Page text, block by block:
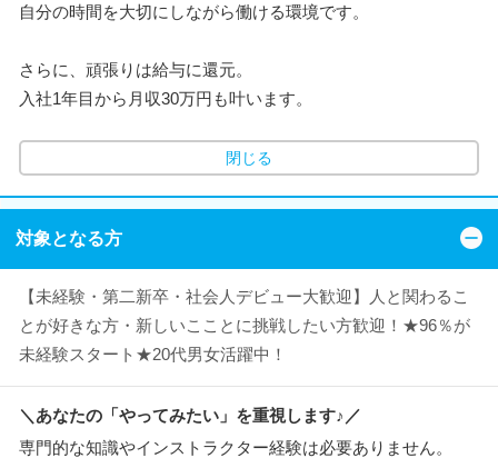
自分の時間を大切にしながら働ける環境です。
さらに、頑張りは給与に還元。
入社1年目から月収30万円も叶います。
閉じる
対象となる方
【未経験・第二新卒・社会人デビュー大歓迎】人と関わるこ
とが好きな方・新しいこことに挑戦したい方歓迎！★96％が
未経験スタート★20代男女活躍中！
＼あなたの「やってみたい」を重視します♪／
専門的な知識やインストラクター経験は必要ありません。